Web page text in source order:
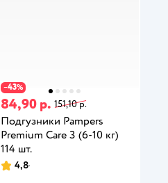
−43%
84,90 р. 151,10 р.
Подгузники Pampers
Premium Care 3 (6-10 кг)
114 шт.
4,8